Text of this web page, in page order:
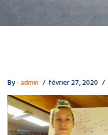
By -admin février 27, 2020